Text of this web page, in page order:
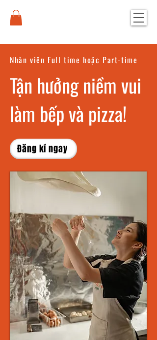
Nhân viên Full time hoặc Part-time
Tận hưởng niềm vui
làm bếp và pizza!
Đăng kí ngay